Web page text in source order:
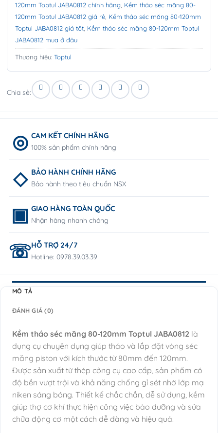
120mm Toptul JABA0812 chính hãng Kềm tháo séc măng 80-
120mm Toptul JABA0812 giá rẻ Kềm tháo séc măng 80-120mm
Toptul JABA0812 giá tốt Kềm tháo séc măng 80-120mm Toptul
JABA0812 mua ở đâu
Thương hiệu: Toptul
Chia sẻ:
CAM KẾT CHÍNH HÃNG
100% sản phẩm chính hãng
BẢO HÀNH CHÍNH HÃNG
Bảo hành theo tiêu chuẩn NSX
GIAO HÀNG TOÀN QUỐC
Nhận hàng nhanh chóng
HỖ TRỢ 24/7
Hotline: 0978.39.03.39
MÔ TẢ
ĐÁNH GIÁ (0)
Kềm tháo séc măng 80-120mm Toptul JABA0812 là
dụng cụ chuyên dụng giúp tháo và lắp đặt vòng séc
măng piston với kích thước từ 80mm đến 120mm.
Được sản xuất từ thép công cụ cao cấp, sản phẩm có
độ bền vượt trội và khả năng chống gỉ sét nhờ lớp mạ
niken sáng bóng. Thiết kế chắc chắn, dễ sử dụng, kềm
giúp thợ cơ khí thực hiện công việc bảo dưỡng và sửa
chữa động cơ một cách dễ dàng và hiệu quả.